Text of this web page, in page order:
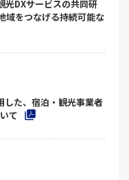
光DXサービスの共同研
域をつなげる持続可能な
た、宿泊・観光事業者
て